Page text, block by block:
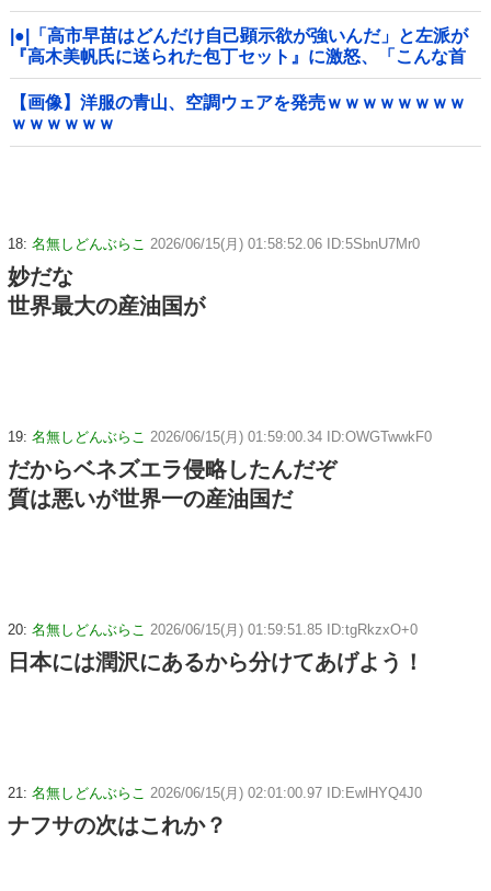
|●|「高市早苗はどんだけ自己顕示欲が強いんだ」と左派が
『高木美帆氏に送られた包丁セット』に激怒、「こんな首
相は見たことがない」と言い張るも……
【画像】洋服の青山、空調ウェアを発売ｗｗｗｗｗｗｗｗ
ｗｗｗｗｗｗ
18: 名無しどんぶらこ 2026/06/15(月) 01:58:52.06 ID:5SbnU7Mr0
妙だな
世界最大の産油国が
19: 名無しどんぶらこ 2026/06/15(月) 01:59:00.34 ID:OWGTwwkF0
だからベネズエラ侵略したんだぞ
質は悪いが世界一の産油国だ
20: 名無しどんぶらこ 2026/06/15(月) 01:59:51.85 ID:tgRkzxO+0
日本には潤沢にあるから分けてあげよう！
21: 名無しどんぶらこ 2026/06/15(月) 02:01:00.97 ID:EwlHYQ4J0
ナフサの次はこれか？